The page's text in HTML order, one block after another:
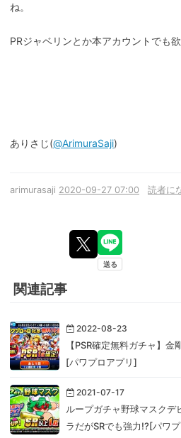
ね。
PRジャベリンとか本アカウントでも欲
ありさじ(@ArimuraSaji)
arimurasaji 2020-09-27 07:00 読者に
関連記事
2022-08-23
【PSR確定無料ガチャ】
[パワプロアプリ]
2021-07-17
ループガチャ野球マスクデ
ラだがSRでも強力!?[パワ